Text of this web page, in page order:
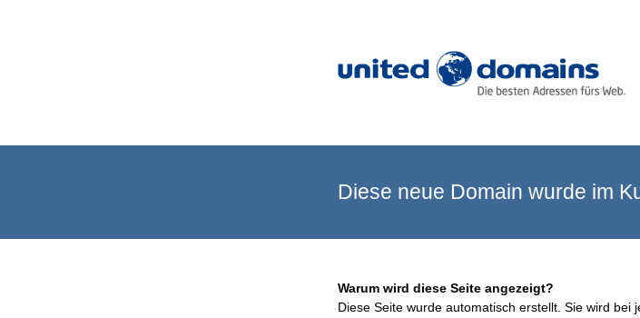
Diese neue Domain wurde im
Warum wird diese Seite angezeigt?
Diese Seite wurde automatisch erstellt. Sie wird bei